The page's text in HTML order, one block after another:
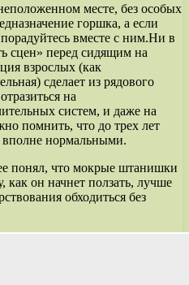
месте, без особых
горшка, а если
вместе с ним.Ни в
сцен» перед сидящим на
взрослых (как
сделает из рядового
на
систем, и даже на
помнить, что до трех лет
вполне нормальными.
понял, что мокрые штанишки
как он начнет ползать, лучше
обходиться без